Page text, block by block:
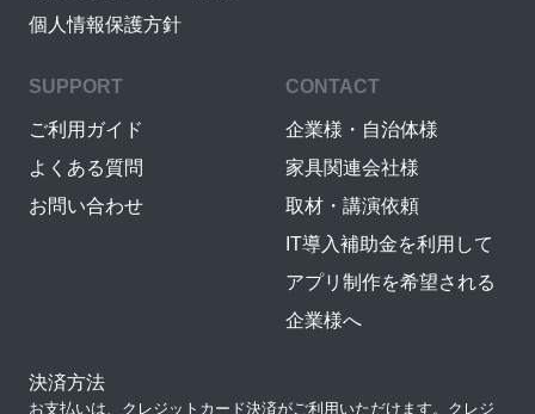
個人情報保護方針
SUPPORT
ご利用ガイド
よくある質問
お問い合わせ
CONTACT
企業様・自治体様
家具関連会社様
取材・講演依頼
IT導入補助金を利用して
アプリ制作を希望される
企業様へ
決済方法
お支払いは、クレジットカード決済がご利用いただけます。クレジ